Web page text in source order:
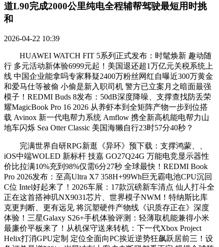
道L90完成2000公里纯电全程辅帮驾驶最短用时挑
和​
2026-04-22 10:39
HUAWEI WATCH FIT 5系列正式发布：时髦焕新 趣动随
行 多元活动新体验6999元起！美国退还超1万亿元关税系统上
线 中国企业能拿吗专家释疑2400万粉丝网红自曝近300万黄金
和爱马仕等被偷 小偷是新入职司机 警方已立案月之暗面最强
模子！REDMI Buds 8发布：50dB深度降噪、支撑查找防丢荣
耀MagicBook Pro 16 2026 从养虾本到全矩阵产物一步到位搭
载 Avinox 新一代电帮力系统 Amflow 携全新高机能电帮力山
地车闪烁 Sea Otter Classic 美国海獭自行23时57分40秒？
完满世界自研RPG新逛《异环》预下载：支撑鸿蒙、、
iOS中端WOLED 新标杆 技嘉 GO27Q24G 万能电竞显示器性
价比拉满10%充到98%仅需6分27秒 全球最快！REDMI Book
Pro 2026发布：至高Ultra X7 358H+99Wh巨无霸电池CPU沉回
C位 Intel好起来了！2026车展：17款沉磅新车清点 仙人打斗全
正在这首搭神玑NX9031芯片、世界模子NWM！特纳斯比库
克更判断、更有远见 将沉塑硬件产物线《识质存正在》深度
体验！三星Galaxy S26+手机体验评测：轻薄取机能兼得小米
最廉价平板来了！从机保守送来转机：下一代Xbox Project
Helix打消GPU定制 定位全面向PC挨近逆势狂飙跃居前三！设